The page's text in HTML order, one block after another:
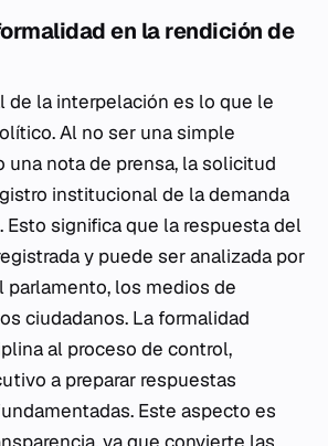
en la rendición de
de la interpelación es lo que le
Al no ser una simple
una nota de prensa, la solicitud
institucional de la demanda
Esto significa que la respuesta del
y puede ser analizada por
parlamento, los medios de
ciudadanos. La formalidad
al proceso de control,
a preparar respuestas
Este aspecto es